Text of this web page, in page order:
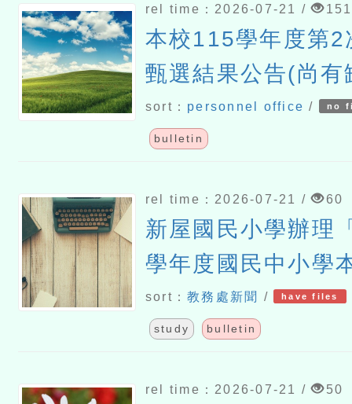
rel time：2026-07-21 / 151
本校115學年度第2
甄選結果公告(尚有
sort： personnel office / no
bulletin
rel time：2026-07-21 / 60
新屋國民小學辦理
學年度國民中小學
語文）教學支援老
sort：教務處新聞 / have files
study bulletin
rel time：2026-07-21 / 50